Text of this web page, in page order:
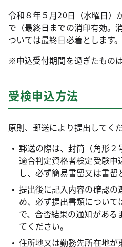
令和８年５月20日（水曜日）
で（最終日までの消印有効。
ついては最終日必着とします。
※申込受付期間を過ぎたもの
受検申込方法
原則、郵送により提出してくだ
郵送の際は、封筒（角形
適合判定資格者検定受験
し、必ず簡易書留又は書留
提出後に記入内容の確認の
め、必ず提出書類につい
で、合否結果の通知があ
てください。
住所地又は勤務先所在地が